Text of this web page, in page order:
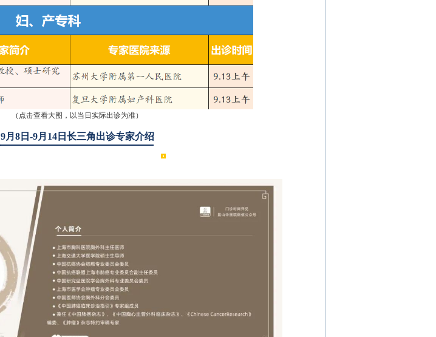
（点击查看大图，以当日实际出诊为准）
9月8日-9月14 日 长三角出诊专家介绍